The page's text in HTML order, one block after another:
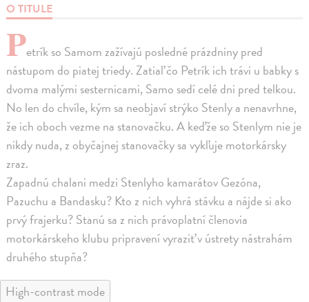
O TITULE
Petrík so Samom zažívajú posledné prázdniny pred
nástupom do piatej triedy. Zatiaľ čo Petrík ich trávi u babky s
dvoma malými sesternicami, Samo sedí celé dni pred telkou.
No len do chvíle, kým sa neobjaví strýko Stenly a nenavrhne,
že ich oboch vezme na stanovačku. A keďže so Stenlym nie je
nikdy nuda, z obyčajnej stanovačky sa vykľuje motorkársky
zraz.
Zapadnú chalani medzi Stenlyho kamarátov Gezóna,
Pazuchu a Bandasku? Kto z nich vyhrá stávku a nájde si ako
prvý frajerku? Stanú sa z nich právoplatní členovia
motorkárskeho klubu pripravení vyraziť v ústrety nástrahám
druhého stupňa?
High-contrast mode